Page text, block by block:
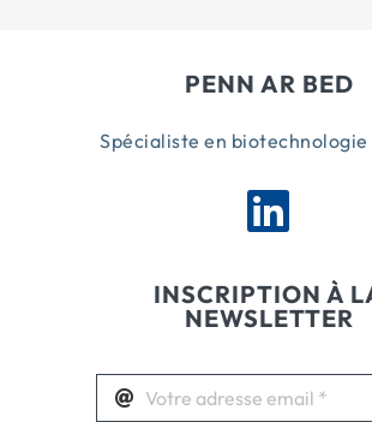
PENN AR BED
Spécialiste en
INSCRIPTION À
NEWSLETTER